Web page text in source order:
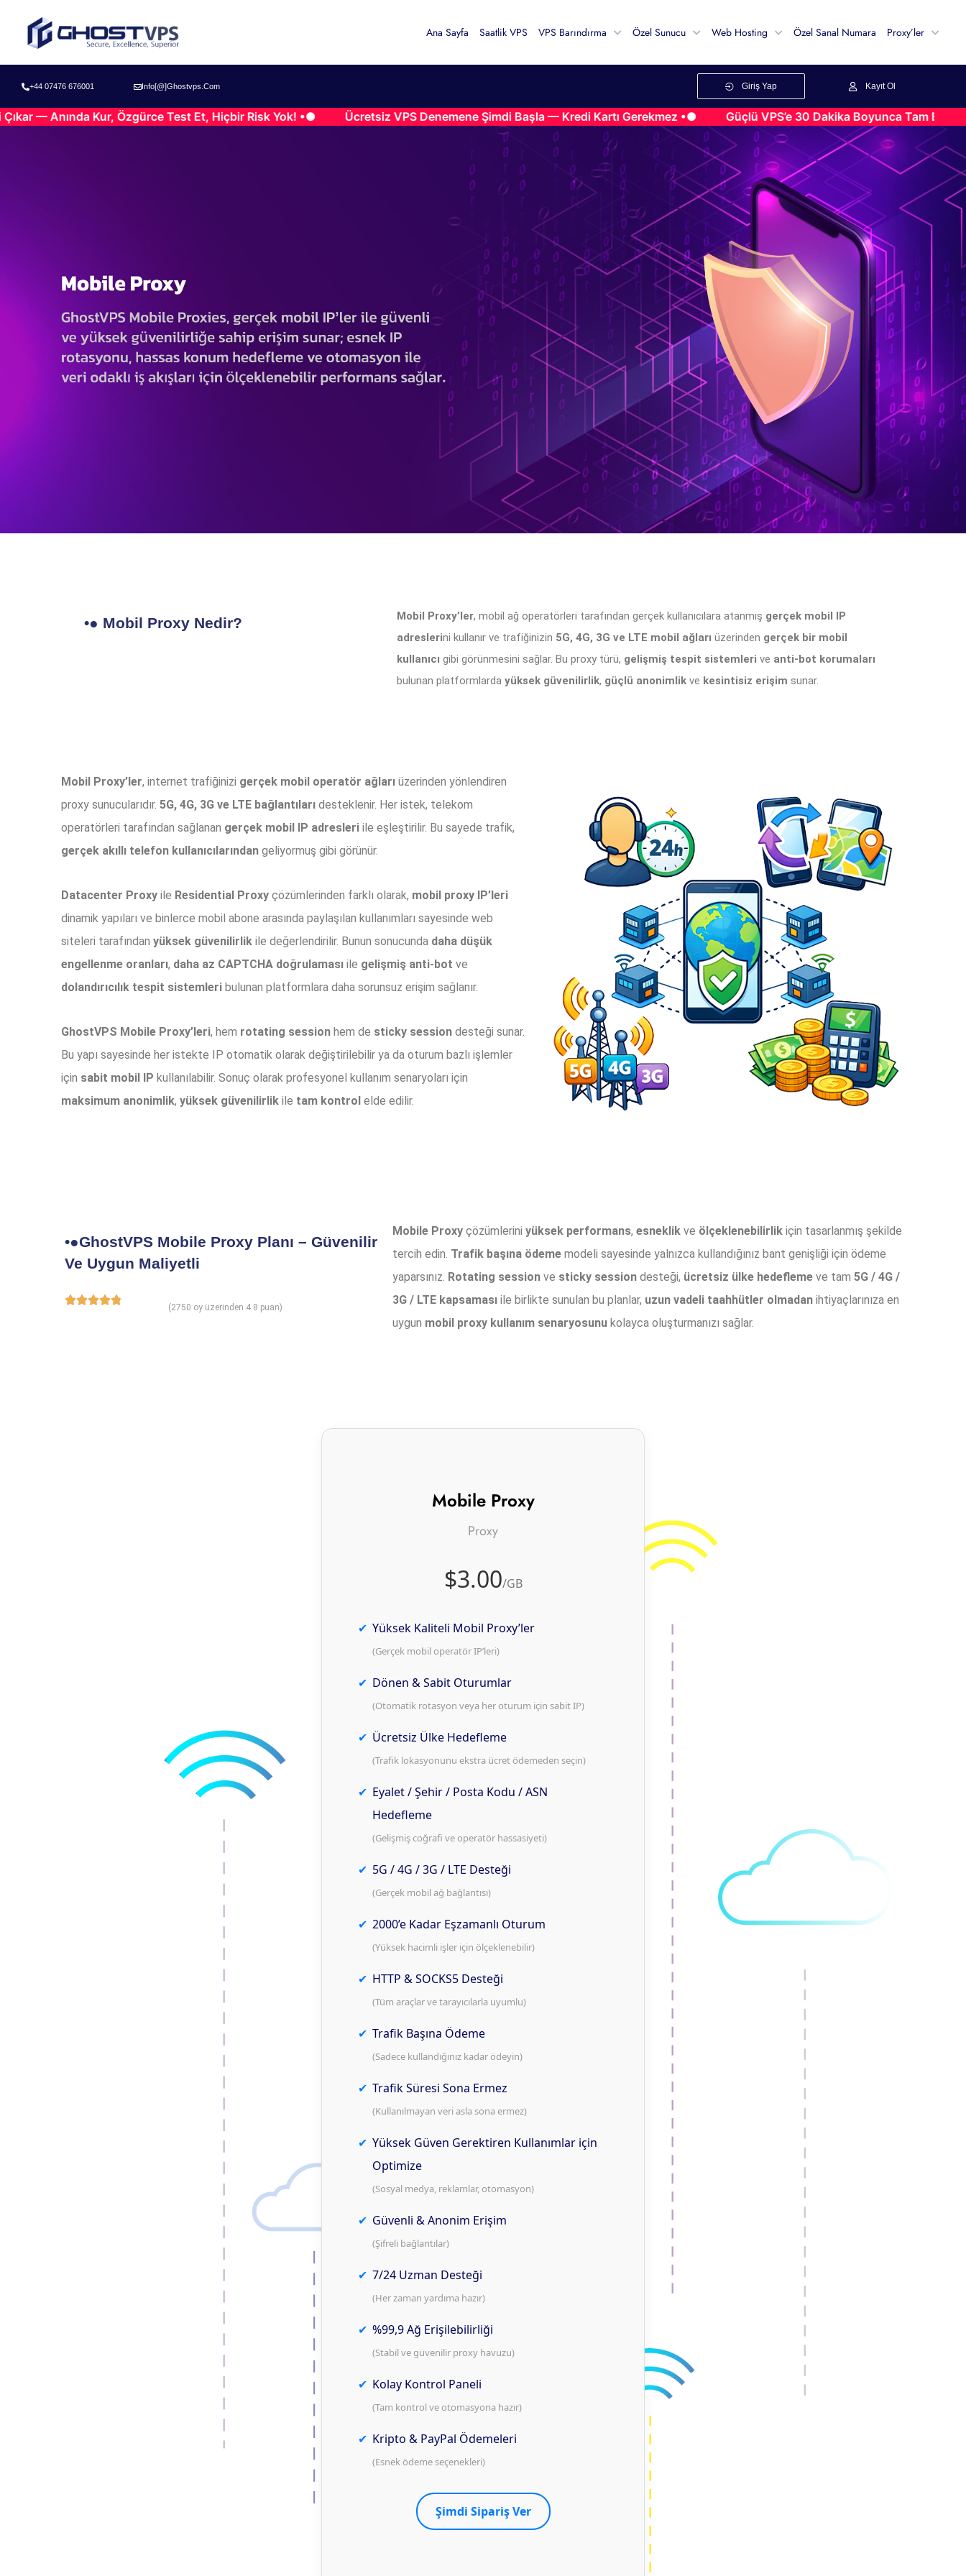
Ana Sayfa Saatlik VPS VPS Barındırma Özel Sunucu Web Hosting Özel Sanal Numara Proxy’ler
+44 07476 676001 Info[@]ghostvps.com Giriş Yap Kayıt Ol
Kur, Özgürce Test Et, Hiçbir Risk Yok! •● Ücretsiz VPS Denemene Şimdi Başla — Kredi Kartı Gerekmez •● Güçlü VPS’e 30 Dakika Boyunca Tam Erişimin
•● Mobil Proxy Nedir? Mobil Proxy’ler, mobil ağ operatörleri tarafından gerçek kullanıcılara atanmış gerçek mobil IP
adreslerini kullanır ve trafiğinizin 5G, 4G, 3G ve LTE mobil ağları üzerinden gerçek bir mobil
kullanıcı gibi görünmesini sağlar. Bu proxy türü, gelişmiş tespit sistemleri ve anti-bot korumaları
bulunan platformlardayüksek güvenilirlik, güçlü anonimlik ve kesintisiz erişim sunar.
Mobil Proxy’ler, internet trafiğinizi gerçek mobil operatör ağları üzerinden yönlendiren
proxy sunucularıdır. 5G, 4G, 3G ve LTE bağlantıları desteklenir. Her istek, telekom
operatörleri tarafından sağlanan gerçek mobil IP adresleri ile eşleştirilir. Bu sayede trafik,
gerçek akıllı telefon kullanıcılarından geliyormuş gibi görünür.
Datacenter Proxy ile Residential Proxy çözümlerinden farklı olarak, mobil proxy IP’leri
dinamik yapıları ve binlerce mobil abone arasında paylaşılan kullanımları sayesinde web
siteleri tarafından yüksek güvenilirlik ile değerlendirilir. Bunun sonucunda daha düşük
engellenme oranları, daha az CAPTCHA doğrulaması ile gelişmiş anti-bot ve
dolandırıcılık tespit sistemleri bulunan platformlara daha sorunsuz erişim sağlanır.
GhostVPS Mobile Proxy’leri, hem rotating session hem de sticky session desteği sunar.
Bu yapı sayesinde her istekte IP otomatik olarak değiştirilebilir ya da oturum bazlı işlemler
için sabit mobil IP kullanılabilir. Sonuç olarak profesyonel kullanım senaryoları için
maksimum anonimlik, yüksek güvenilirlik ile tam kontrol elde edilir.
•●GhostVPS Mobile Proxy Planı – Güvenilir
Ve Uygun Maliyetli
(2750 oy üzerinden 4.8 puan)
Mobile Proxy çözümleriniyüksek performans,esneklik ve ölçeklenebilirlik için tasarlanmış şekilde
tercih edin. Trafik başına ödeme modeli sayesinde yalnızca kullandığınız bant genişliği için ödeme
yaparsınız. Rotating session ve sticky session desteği, ücretsiz ülke hedefleme ve tam5G / 4G /
3G / LTE kapsaması ile birlikte sunulan bu planlar, uzun vadeli taahhütler olmadan ihtiyaçlarınıza en
uygun mobil proxy kullanım senaryosunu kolayca oluşturmanızı sağlar.
Mobile Proxy
Proxy
$3.00/GB
Yüksek Kaliteli Mobil Proxy’ler
(Gerçek mobil operatör IP’leri)
Dönen & Sabit Oturumlar
(Otomatik rotasyon veya her oturum için sabit IP)
Ücretsiz Ülke Hedefleme
(Trafik lokasyonunu ekstra ücret ödemeden seçin)
Eyalet / Şehir / Posta Kodu / ASN
Hedefleme
(Gelişmiş coğrafi ve operatör hassasiyeti)
5G / 4G / 3G / LTE Desteği
(Gerçek mobil ağ bağlantısı)
2000’e Kadar Eşzamanlı Oturum
(Yüksek hacimli işler için ölçeklenebilir)
HTTP & SOCKS5 Desteği
(Tüm araçlar ve tarayıcılarla uyumlu)
Trafik Başına Ödeme
(Sadece kullandığınız kadar ödeyin)
Trafik Süresi Sona Ermez
(Kullanılmayan veri asla sona ermez)
Yüksek Güven Gerektiren Kullanımlar için
Optimize
(Sosyal medya, reklamlar, otomasyon)
Güvenli & Anonim Erişim
(Şifreli bağlantılar)
7/24 Uzman Desteği
(Her zaman yardıma hazır)
%99,9 Ağ Erişilebilirliği
(Stabil ve güvenilir proxy havuzu)
Kolay Kontrol Paneli
(Tam kontrol ve otomasyona hazır)
Kripto & PayPal Ödemeleri
(Esnek ödeme seçenekleri)
Şimdi Sipariş Ver